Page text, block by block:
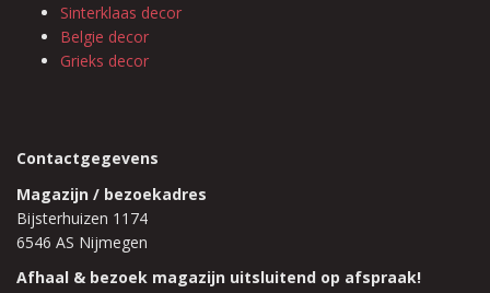
Sinterklaas decor
Belgie decor
Grieks decor
Contactgegevens
Magazijn / bezoekadres
Bijsterhuizen 1174
6546 AS Nijmegen
Afhaal & bezoek magazijn uitsluitend op afspraak!